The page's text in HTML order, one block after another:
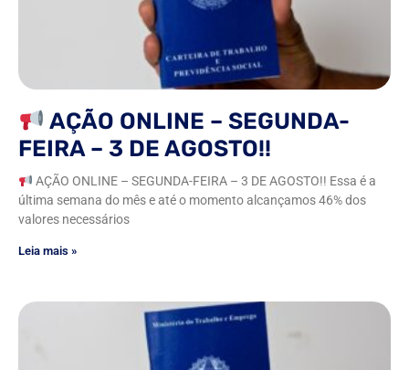
AÇÃO ONLINE – SEGUNDA-
FEIRA – 3 DE AGOSTO!!
AÇÃO ONLINE – SEGUNDA-FEIRA – 3 DE AGOSTO!! Essa é a
última semana do mês e até o momento alcançamos 46% dos
valores necessários
Leia mais »